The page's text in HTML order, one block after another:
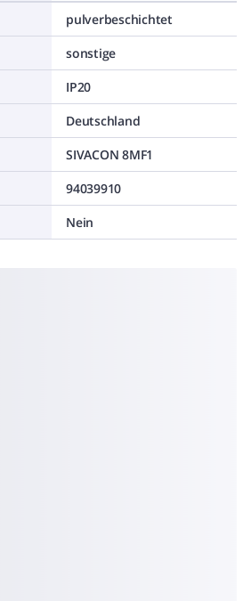
pulverbeschichtet
sonstige
IP20
Deutschland
SIVACON 8MF1
94039910
Nein